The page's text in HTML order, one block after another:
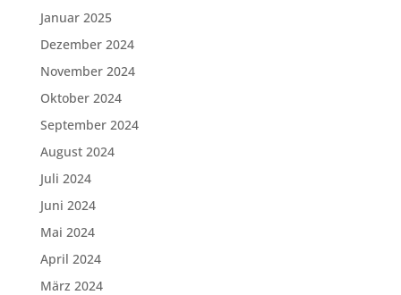
Januar 2025
Dezember 2024
November 2024
Oktober 2024
September 2024
August 2024
Juli 2024
Juni 2024
Mai 2024
April 2024
März 2024